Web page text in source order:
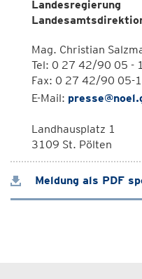
Landesregierung
Mag. Christian
Tel: 0 27 42/90 05 -
Fax: 0 27 42/90 05-
E-Mail:
Landhausplatz 1
3109 St. Pölten
Meldung als PDF